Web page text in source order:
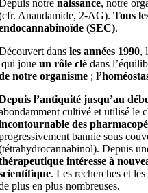
notre naissance, notre
Anandamide, 2-AG). Tous
(SEC).
dans les années 1990,
joue un rôle clé dans
notre organisme ;
l’antiquité jusqu’au
cultivé et utilisé le
des
bannie sous
Depuis
intéresse à
. Les recherches et
plus en plus nombreuses.